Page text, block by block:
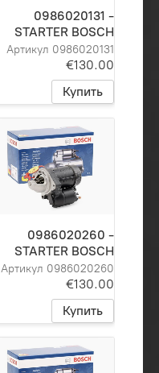
0986020131 -
STARTER BOSCH
Артикул 0986020131
€130.00
Купить
0986020260 -
STARTER BOSCH
Артикул 0986020260
€130.00
Купить